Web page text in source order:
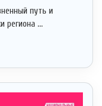
путь и
региона ...